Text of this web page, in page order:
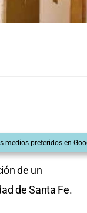
medios preferidos en
de un
de Santa Fe.